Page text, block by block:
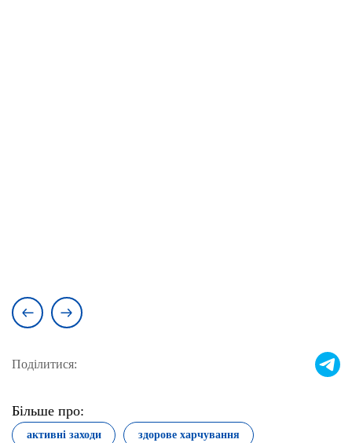
Поділитися:
Більше про:
активні заходи здорове харчування